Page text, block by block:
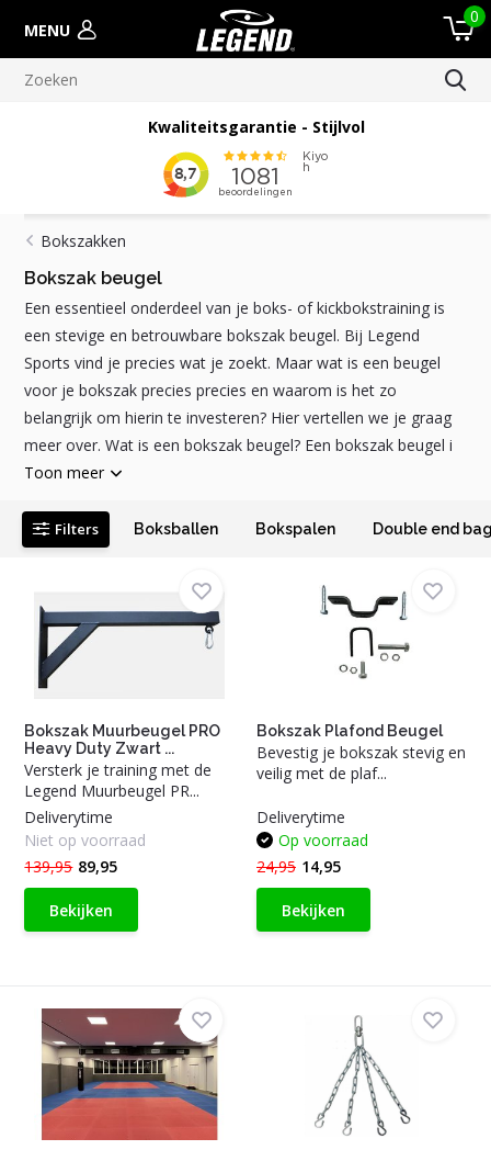
MENU
0
Meer dan 100.000 verscheepte orders
Bokszakken
Bokszak beugel
Een essentieel onderdeel van je boks- of kickbokstraining is
een stevige en betrouwbare bokszak beugel. Bij Legend
Sports vind je precies wat je zoekt. Maar wat is een beugel
voor je bokszak precies precies en waarom is het zo
belangrijk om hierin te investeren? Hier vertellen we je graag
meer over. Wat is een bokszak beugel? Een bokszak beugel i
Toon meer
Filters Boksballen Bokspalen Double end
Bokszak Muurbeugel PRO
Heavy Duty Zwart ...
Versterk je training met de
Legend Muurbeugel PR...
Deliverytime
Niet op voorraad
139,95 89,95
Bekijken
Bokszak Plafond Beugel
Bevestig je bokszak stevig en
veilig met de plaf...
Deliverytime
Op voorraad
24,95 14,95
Bekijken